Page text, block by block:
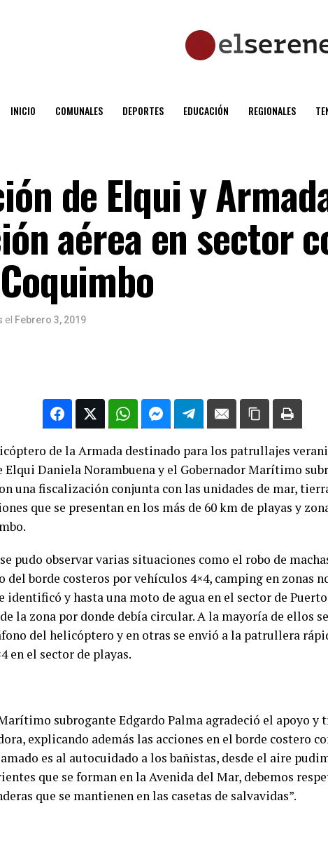
INICIO COMUNALES DEPORTES EDUCACIÓN REGIONALES
de Elqui y
aérea en sector
el Febrero 3, 2019
de la Armada destinado para los patrullajes
Elqui Daniela Norambuena y el Gobernador Marítimo
una fiscalización conjunta con las unidades de mar,
que se presentan en los más de 60 km de playas y
pudo observar varias situaciones como el robo de
del borde costeros por vehículos 4×4, camping en zonas
identificó y hasta una moto de agua en el sector de
la zona por donde debía circular. A la mayoría de ellos
del helicóptero y en otras se envió a la patrullera
en el sector de playas.
subrogante Edgardo Palma agradeció el apoyo y
explicando además las acciones en el borde costero
es al autocuidado a los bañistas, desde el aire
que se forman en la Avenida del Mar, debemos
que se mantienen en las casetas de salvavidas”.